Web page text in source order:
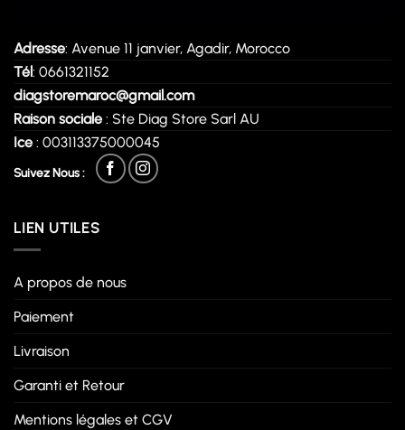
Adresse: Avenue 11 janvier, Agadir, Morocco
Tél: 0661321152
diagstoremaroc@gmail.com
Raison sociale : Ste Diag Store Sarl AU
Ice : 003113375000045
Suivez Nous :
LIEN UTILES
A propos de nous
Paiement
Livraison
Garanti et Retour
Mentions légales et CGV